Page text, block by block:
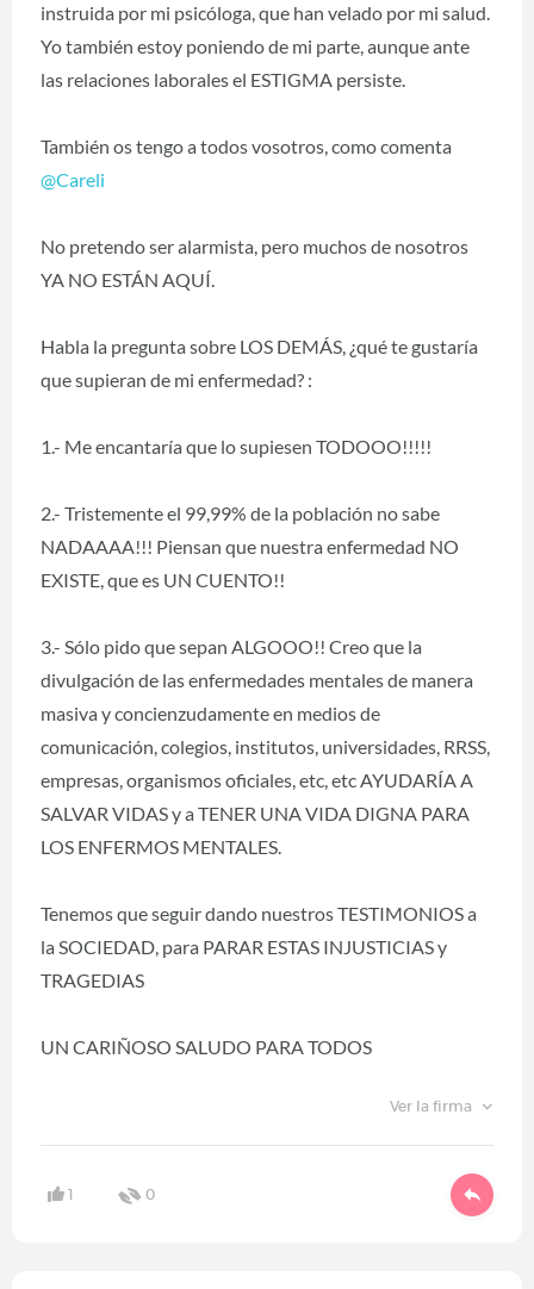
instruida por mi psicóloga, que han velado por mi salud.
Yo también estoy poniendo de mi parte, aunque ante
las relaciones laborales el ESTIGMA persiste.
También os tengo a todos vosotros, como comenta
@Careli
No pretendo ser alarmista, pero muchos de nosotros
YA NO ESTÁN AQUÍ.
Habla la pregunta sobre LOS DEMÁS, ¿qué te gustaría
que supieran de mi enfermedad? :
1.- Me encantaría que lo supiesen TODOOO!!!!!
2.- Tristemente el 99,99% de la población no sabe
NADAAAA!!! Piensan que nuestra enfermedad NO
EXISTE, que es UN CUENTO!!
3.- Sólo pido que sepan ALGOOO!! Creo que la
divulgación de las enfermedades mentales de manera
masiva y concienzudamente en medios de
comunicación, colegios, institutos, universidades, RRSS,
empresas, organismos oficiales, etc, etc AYUDARÍA A
SALVAR VIDAS y a TENER UNA VIDA DIGNA PARA
LOS ENFERMOS MENTALES.
Tenemos que seguir dando nuestros TESTIMONIOS a
la SOCIEDAD, para PARAR ESTAS INJUSTICIAS y
TRAGEDIAS
UN CARIÑOSO SALUDO PARA TODOS
Ver la firma
1 0